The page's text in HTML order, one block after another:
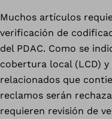
Muchos artículos
verificación de
del PDAC. Como se
cobertura local (LCD)
relacionados que
reclamos serán
requieren revisión de